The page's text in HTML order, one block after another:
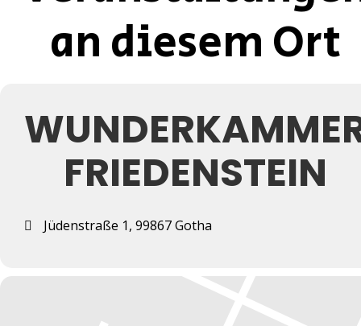
an diesem Ort
FRIEDENSTEIN
Jüdenstraße 1, 99867 Gotha